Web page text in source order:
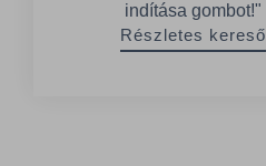
indítása gombot!"
Részletes kereső